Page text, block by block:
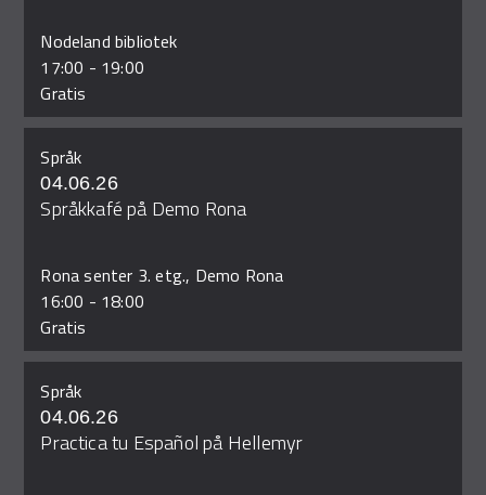
Nodeland bibliotek
17:00 - 19:00
Gratis
Språk
04.06.26
Språkkafé på Demo Rona
Rona senter 3. etg., Demo Rona
16:00 - 18:00
Gratis
Språk
04.06.26
Practica tu Español på Hellemyr